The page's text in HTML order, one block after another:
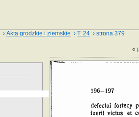
›Akta grodzkie i ziemskie ›T. 24 › strona 379
«